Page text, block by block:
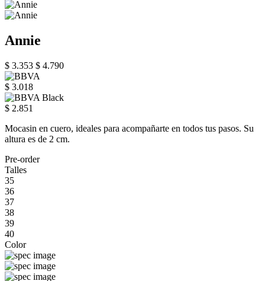
Annie
$ 3.353 $ 4.790
$ 3.018
$ 2.851
Mocasin en cuero, ideales para acompañarte en todos tus pasos. Su
altura es de 2 cm.
Pre-order
Talles
35
36
37
38
39
40
Color